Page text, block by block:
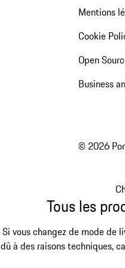
Mentions
Cookie
Open
Business
© 2026
Tous les
Si vous changez de mode de
dû à des raisons techniques,